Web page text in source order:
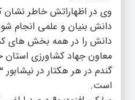
وی در اظهاراتش خاطر نشان
دانش بنیان و علمی انجام
دانش را در همه بخش های
معاون جهاد کشاورزی
است.